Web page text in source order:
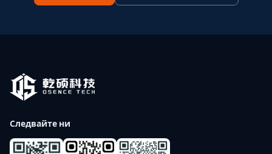
Следвайте ни